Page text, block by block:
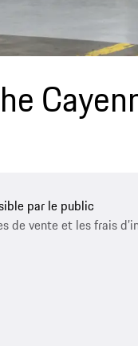
par le public
de vente et les frais